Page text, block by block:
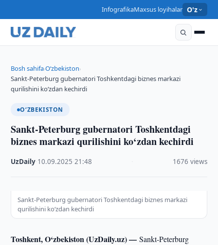
InfografikaMaxsus loyihalar O'z
Bosh sahifa›O‘zbekiston›
Sankt-Peterburg gubernatori Toshkentdagi biznes markazi
qurilishini ko‘zdan kechirdi
O‘ZBEKISTON
Sankt-Peterburg gubernatori Toshkentdagi
biznes markazi qurilishini ko‘zdan kechirdi
UzDaily 10.09.2025 ·21:48 1676 views
Sankt-Peterburg gubernatori Toshkentdagi biznes markazi
qurilishini ko‘zdan kechirdi
Toshkent, O‘zbekiston (UzDaily.uz) —Sankt-Peterburg